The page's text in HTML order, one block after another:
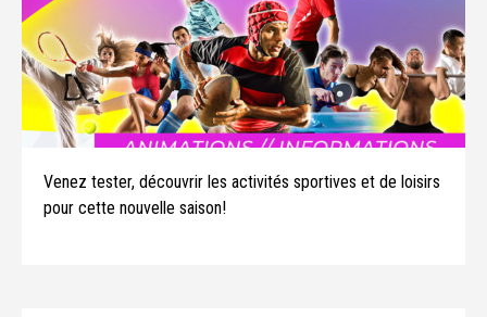
Venez tester, découvrir les activités sportives et de loisirs
pour cette nouvelle saison!